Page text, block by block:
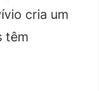
cria um
têm